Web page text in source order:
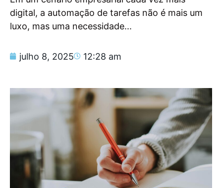
digital, a automação de tarefas não é mais um
luxo, mas uma necessidade...
julho 8, 2025 12:28 am